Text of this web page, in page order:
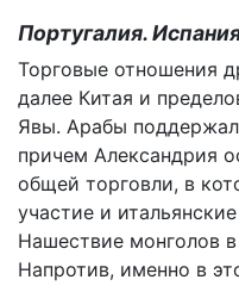
Португалия.
Торговые отношения
далее Китая и
Явы. Арабы
причем Александрия
общей торговли, в
участие и
Нашествие монголов
Напротив, именно в